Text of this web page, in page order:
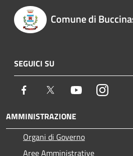
Comune di
SEGUICI SU
Facebook Twitter Youtube
AMMINISTRAZIONE
Organi di Governo
Aree Amministrative